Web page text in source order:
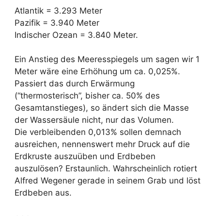
Atlantik = 3.293 Meter
Pazifik = 3.940 Meter
Indischer Ozean = 3.840 Meter.
Ein Anstieg des Meeresspiegels um sagen wir 1
Meter wäre eine Erhöhung um ca. 0,025%.
Passiert das durch Erwärmung
(“thermosterisch”, bisher ca. 50% des
Gesamtanstieges), so ändert sich die Masse
der Wassersäule nicht, nur das Volumen.
Die verbleibenden 0,013% sollen demnach
ausreichen, nennenswert mehr Druck auf die
Erdkruste auszuüben und Erdbeben
auszulösen? Erstaunlich. Wahrscheinlich rotiert
Alfred Wegener gerade in seinem Grab und löst
Erdbeben aus.